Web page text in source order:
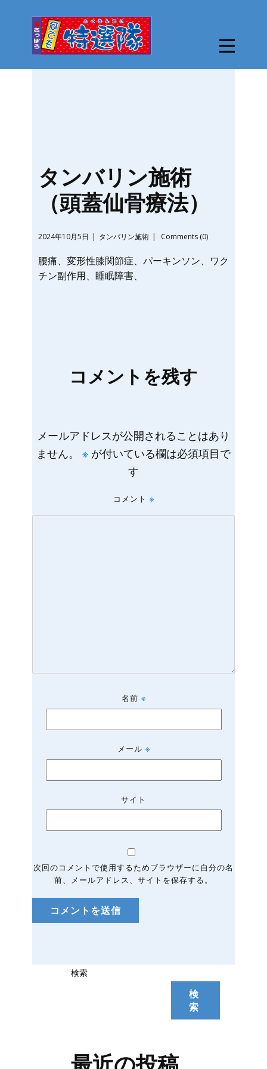
タンバリン施術
（頭蓋仙骨療法）
2024年10月5日 タンバリン施術 Comments (0)
腰痛、変形性膝関節症、パーキンソン、ワク
チン副作用、睡眠障害、
コメントを残す
メールアドレスが公開されることはあり
ません。
※ が付いている欄は必須項目で
す
コメント ※
名前 ※
メール ※
サイト
次回のコメントで使用するためブラウザーに自分の名
前、メールアドレス、サイトを保存する。
コメントを送信
検索
検
索
最近の投稿